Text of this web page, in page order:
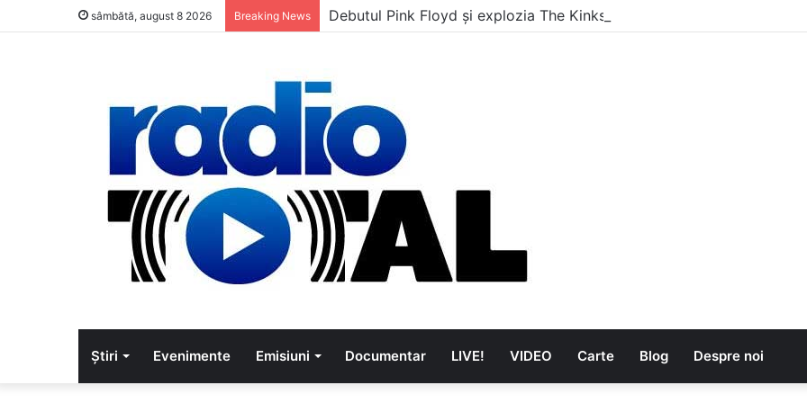
sâmbătă, august 8 2026 Breaking News Debutul Pink Floyd și explozia The Kinks
Știri Evenimente Emisiuni Documentar LIVE! VIDEO Carte Blog Despre noi